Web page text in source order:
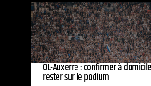
OL-Auxerre : confirmer à
rester sur le podium